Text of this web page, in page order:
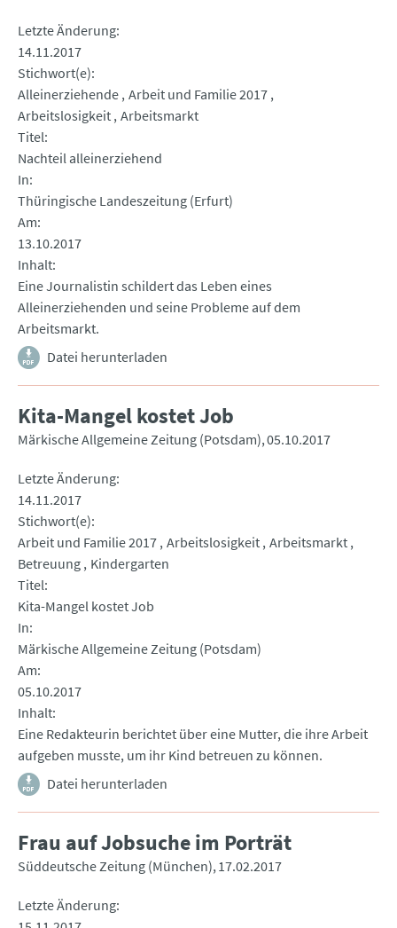
Letzte Änderung
14.11.2017
Stichwort(e)
Alleinerziehende Arbeit und Familie 2017
Arbeitslosigkeit Arbeitsmarkt
Titel
Nachteil alleinerziehend
In
Thüringische Landeszeitung (Erfurt)
Am
13.10.2017
Inhalt
Eine Journalistin schildert das Leben eines
Alleinerziehenden und seine Probleme auf dem
Arbeitsmarkt.
Datei herunterladen
Kita-Mangel kostet Job
Märkische Allgemeine Zeitung (Potsdam) 05.10.2017
Letzte Änderung
14.11.2017
Stichwort(e)
Arbeit und Familie 2017 Arbeitslosigkeit Arbeitsmarkt
Betreuung Kindergarten
Titel
Kita-Mangel kostet Job
In
Märkische Allgemeine Zeitung (Potsdam)
Am
05.10.2017
Inhalt
Eine Redakteurin berichtet über eine Mutter, die ihre Arbeit
aufgeben musste, um ihr Kind betreuen zu können.
Datei herunterladen
Frau auf Jobsuche im Porträt
Süddeutsche Zeitung (München) 17.02.2017
Letzte Änderung